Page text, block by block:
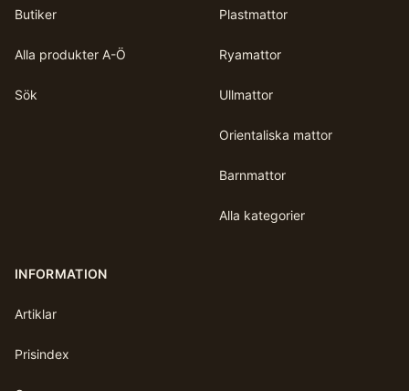
Butiker
Alla produkter A-Ö
Sök
Plastmattor
Ryamattor
Ullmattor
Orientaliska mattor
Barnmattor
Alla kategorier
INFORMATION
Artiklar
Prisindex